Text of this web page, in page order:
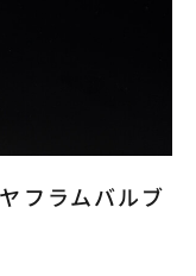
録
フラムバルブ